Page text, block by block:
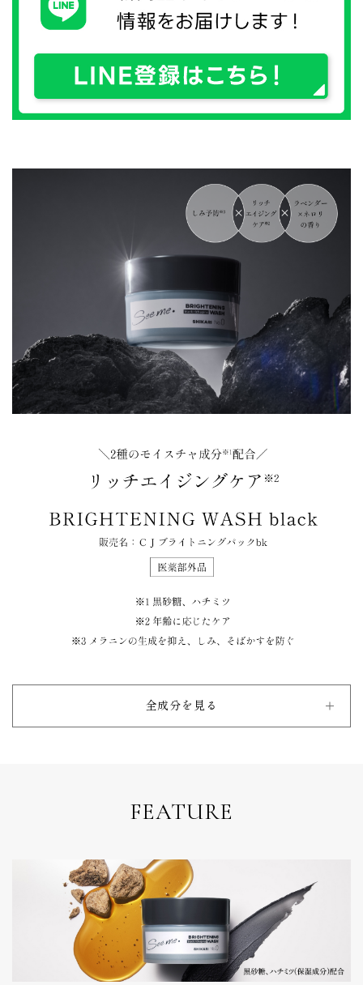
全成分を見る
FEATURE